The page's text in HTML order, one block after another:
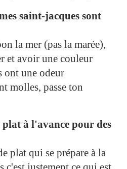
saint-jacques sont
la mer (pas la marée),
et avoir une couleur
ont une odeur
molles, passe ton
à l'avance pour des
plat qui se prépare à la